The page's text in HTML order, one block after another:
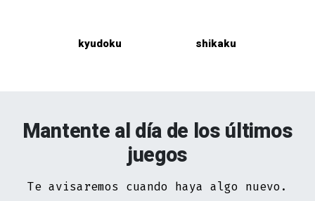
kyudoku shikaku
Mantente al día de los últimos
juegos
Te avisaremos cuando haya algo nuevo.